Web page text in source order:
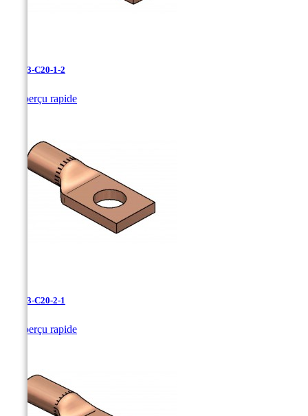
LCN-3-C20-1-2
Aperçu rapide
LCN-3-C20-2-1
Aperçu rapide